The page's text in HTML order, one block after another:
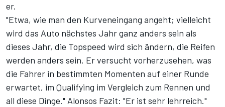
er.
"Etwa, wie man den Kurveneingang angeht; vielleicht
wird das Auto nächstes Jahr ganz anders sein als
dieses Jahr, die Topspeed wird sich ändern, die Reifen
werden anders sein. Er versucht vorherzusehen, was
die Fahrer in bestimmten Momenten auf einer Runde
erwartet, im Qualifying im Vergleich zum Rennen und
all diese Dinge." Alonsos Fazit: "Er ist sehr lehrreich."